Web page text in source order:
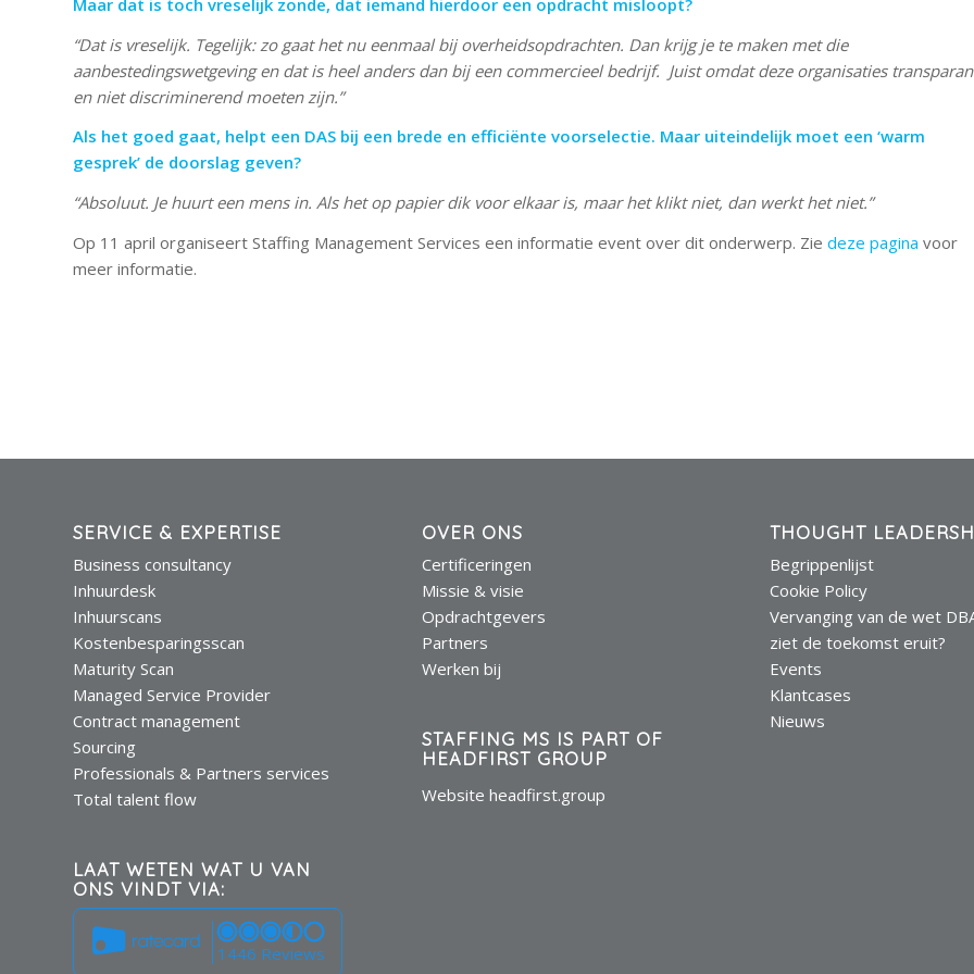
“Dat is vreselijk. Tegelijk: zo gaat het nu eenmaal bij overheidsopdrachten. Dan krijg je te maken met die
aanbestedingswetgeving en dat is heel anders dan bij een commercieel bedrijf. Juist omdat deze organisaties
en niet discriminerend moeten zijn.”
Als het goed gaat, helpt een DAS bij een brede en efficiënte voorselectie. Maar uiteindelijk moet een ‘warm
gesprek’ de doorslag geven?
“Absoluut. Je huurt een mens in. Als het op papier dik voor elkaar is, maar het klikt niet, dan werkt het niet.”
Op 11 april organiseert Staffing Management Services een informatie event over dit onderwerp. Zie deze pagina voor
meer informatie.
SERVICE & EXPERTISE
Business consultancy
Inhuurdesk
Inhuurscans
Kostenbesparingsscan
Maturity Scan
Managed Service Provider
Contract management
Sourcing
Professionals & Partners services
Total talent flow
LAAT WETEN WAT U VAN
ONS VINDT VIA:
1446 Reviews
OVER ONS
Certificeringen
Missie & visie
Opdrachtgevers
Partners
Werken bij
STAFFING MS IS PART OF
HEADFIRST GROUP
Website headfirst.group
THOUGHT
Begrippenlijst
Cookie Policy
Vervanging van de wet
ziet de toekomst eruit?
Events
Klantcases
Nieuws